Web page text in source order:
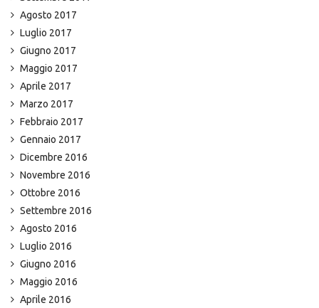
Agosto 2017
Luglio 2017
Giugno 2017
Maggio 2017
Aprile 2017
Marzo 2017
Febbraio 2017
Gennaio 2017
Dicembre 2016
Novembre 2016
Ottobre 2016
Settembre 2016
Agosto 2016
Luglio 2016
Giugno 2016
Maggio 2016
Aprile 2016